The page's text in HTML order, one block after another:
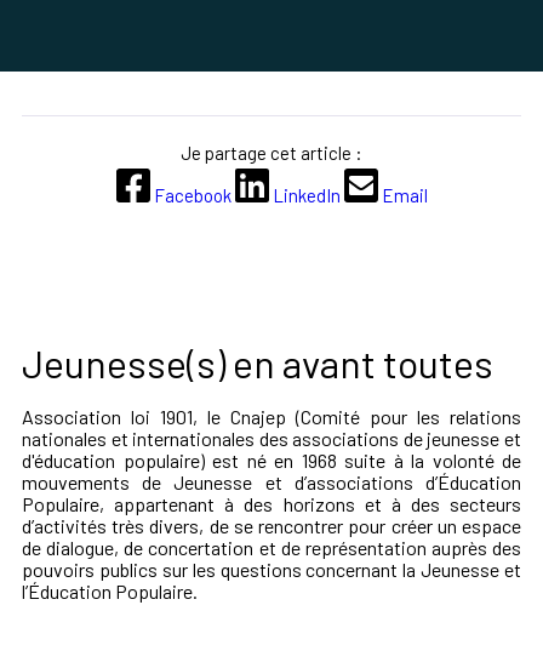
Jeunesse(s) en avant toutes
Association loi 1901, le Cnajep (Comité pour les relations
nationales et internationales des associations de jeunesse et
d'éducation populaire) est né en 1968 suite à la volonté de
mouvements de Jeunesse et d’associations d’Éducation
Populaire, appartenant à des horizons et à des secteurs
d’activités très divers, de se rencontrer pour créer un espace
de dialogue, de concertation et de représentation auprès des
pouvoirs publics sur les questions concernant la Jeunesse et
l’Éducation Populaire.
Je partage cet article :
Facebook
LinkedIn Email